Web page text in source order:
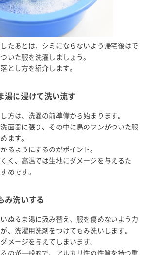
たあとは、シミにならないよう帰宅後はで
いた服を洗濯しましょう。
とし方を紹介します。
湯に浸けて洗い流す
方は、洗濯の前準備から始まります。
面器に張り、その中に鳥のフンがついた服
ます。
るようにするのがポイント。
く、高温では生地にダメージを与えるた
めです。
み洗いする
ぬるま湯に汲み替え、服を傷めないよう力
、洗濯用洗剤をつけてもみ洗いします。
メージを与えてしまいます。
のが一般的で、アルカリ性の性質を持つ重